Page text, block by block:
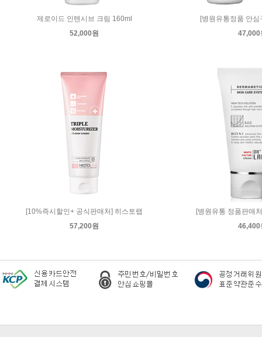
제로이드 인텐시브 크림 160ml
52,000원
[병원유통정품 안
47,000
[10%즉시할인+ 공식판매처] 히스토랩
57,200원
[병원유통 정품판매
46,400